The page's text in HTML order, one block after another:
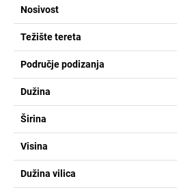
Nosivost
Težište tereta
Područje podizanja
Dužina
Širina
Visina
Dužina vilica